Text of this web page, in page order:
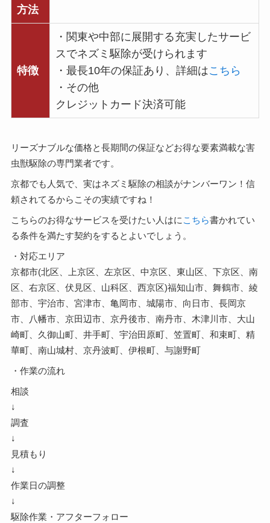
方法
特徴
・関東や中部に展開する充実したサービ
スでネズミ駆除が受けられます
・最長10年の保証あり、詳細はこちら
・その他
クレジットカード決済可能
リーズナブルな価格と長期間の保証などお得な要素満載な害
虫獣駆除の専門業者です。
京都でも人気で、実はネズミ駆除の相談がナンバーワン！信
頼されてるからこその実績ですね！
こちらのお得なサービスを受けたい人はにこちら書かれてい
る条件を満たす契約をするとよいでしょう。
・対応エリア
京都市(北区、上京区、左京区、中京区、東山区、下京区、南
区、右京区、伏見区、山科区、西京区)福知山市、舞鶴市、綾
部市、宇治市、宮津市、亀岡市、城陽市、向日市、長岡京
市、八幡市、京田辺市、京丹後市、南丹市、木津川市、大山
崎町、久御山町、井手町、宇治田原町、笠置町、和束町、精
華町、南山城村、京丹波町、伊根町、与謝野町
・作業の流れ
相談
↓
調査
↓
見積もり
↓
作業日の調整
↓
駆除作業・アフターフォロー